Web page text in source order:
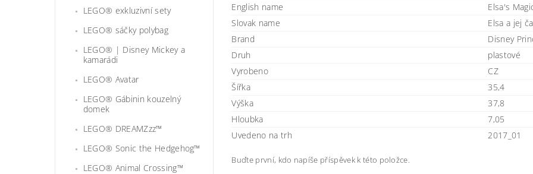
LEGO® exkluzivní sety
LEGO® sáčky polybag
LEGO® | Disney Mickey a
kamarádi
LEGO® Avatar
LEGO® Gábinin kouzelný
domek
LEGO® DREAMZzz™
LEGO® Sonic the Hedgehog™
LEGO® Animal Crossing™
English name
Elsa's
Slovak name
Elsa a jej
Brand
Disney
Druh
plastové
Vyrobeno
CZ
Šířka
35,4
Výška
37,8
Hloubka
7,05
Uvedeno na trh
2017_01
Buďte první, kdo napíše příspěvek k této položce.